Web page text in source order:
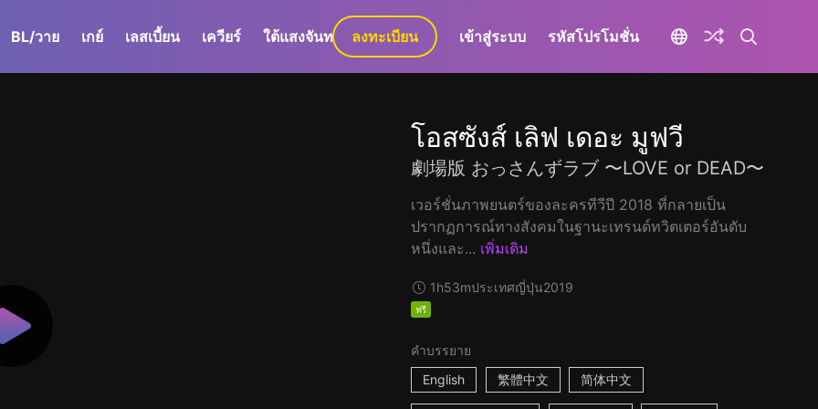
BL/วาย เกย์ เลสเบี้ยน เควียร์ ใต้แสงจันทร์ GaLa+
ลงทะเบียน เข้าสู่ระบบ รหัสโปรโมชั่น
โอสซังส์ เลิฟ เดอะ มูฟวี
劇場版 おっさんずラブ 〜LOVE or DEAD〜
เวอร์ชั่นภาพยนตร์ของละครทีวีปี 2018 ที่กลายเป็น
ปรากฏการณ์ทางสังคมในฐานะเทรนด์ทวิตเตอร์อันดับ
หนึ่งและ... เพิ่มเติม
1h53mประเทศญี่ปุ่น2019
ฟรี
คำบรรยาย
English
繁體中文 简体中文